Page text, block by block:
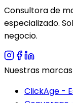
Consultora de
especializado.
negocio.
Nuestras marcas
ClickAge -